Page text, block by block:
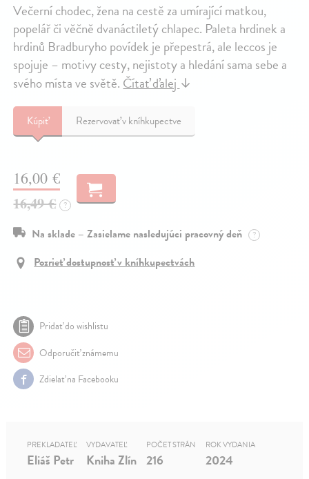
Večerní chodec, žena na cestě za umírající matkou,
popelář či věčně dvanáctiletý chlapec. Paleta hrdinek a
hrdinů Bradburyho povídek je přepestrá, ale leccos je
spojuje – motivy cesty, nejistoty a hledání sama sebe a
svého místa ve světě.Čítať ďalej↓
Kúpiť Rezervovať v kníhkupectve
16,00 €
16,49 €
?
Na sklade – Zasielame nasledujúci pracovný deň ?
Pozrieť dostupnosť v kníhkupectvách
Pridať do wishlistu
Odporučiť známemu
Zdielať na Facebooku
PREKLADATEĽ
Eliáš Petr
VYDAVATEĽ
Kniha Zlín
POČET STRÁN
216
ROK VYDANIA
2024